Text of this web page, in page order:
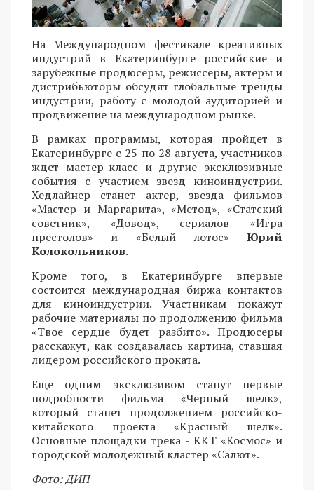
На Международном фестивале креативных
индустрий в Екатеринбурге российские и
зарубежные продюсеры, режиссеры, актеры и
дистрибьюторы обсудят глобальные тренды
индустрии, работу с молодой аудиторией и
продвижение на международном рынке.
В рамках программы, которая пройдет в
Екатеринбурге с 25 по 28 августа, участников
ждет мастер-класс и другие эксклюзивные
события с участием звезд киноиндустрии.
Хедлайнер станет актер, звезда фильмов
«Мастер и Маргарита», «Метод», «Статский
советник», «Довод», сериалов «Игра
престолов» и «Белый лотос» Юрий
Колокольников.
Кроме того, в Екатеринбурге впервые
состоится международная биржа контактов
для киноиндустрии. Участникам покажут
рабочие материалы по продолжению фильма
«Твое сердце будет разбито». Продюсеры
расскажут, как создавалась картина, ставшая
лидером российского проката.
Еще одним эксклюзивом станут первые
подробности фильма «Черный шелк»,
который станет продолжением российско-
китайского проекта «Красный шелк».
Основные площадки трека - ККТ «Космос» и
городской молодежный кластер «Салют».
Фото: ДИП